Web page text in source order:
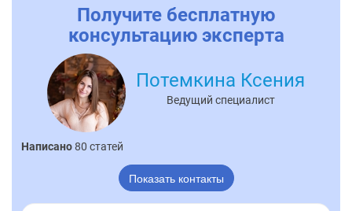
Получите бесплатную
консультацию эксперта
Потемкина Ксения
Ведущий специалист
Написано80 статей
Показать контакты